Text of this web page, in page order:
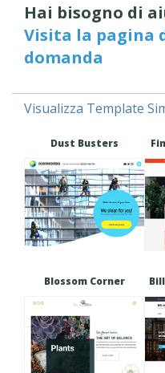
Hai bisogno di
Visita la pagina
domanda
Visualizza Template
Dust Busters
Blossom Corner